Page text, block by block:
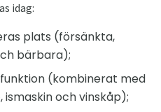
idag:
plats (försänkta,
bärbara);
(kombinerat med
ismaskin och vinskåp);